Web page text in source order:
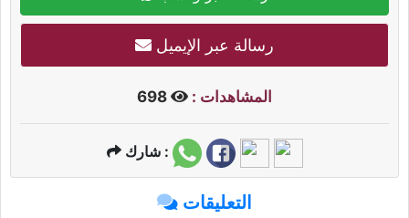
رسالة عبر الإيميل
المشاهدات :
شارك :
التعليقات